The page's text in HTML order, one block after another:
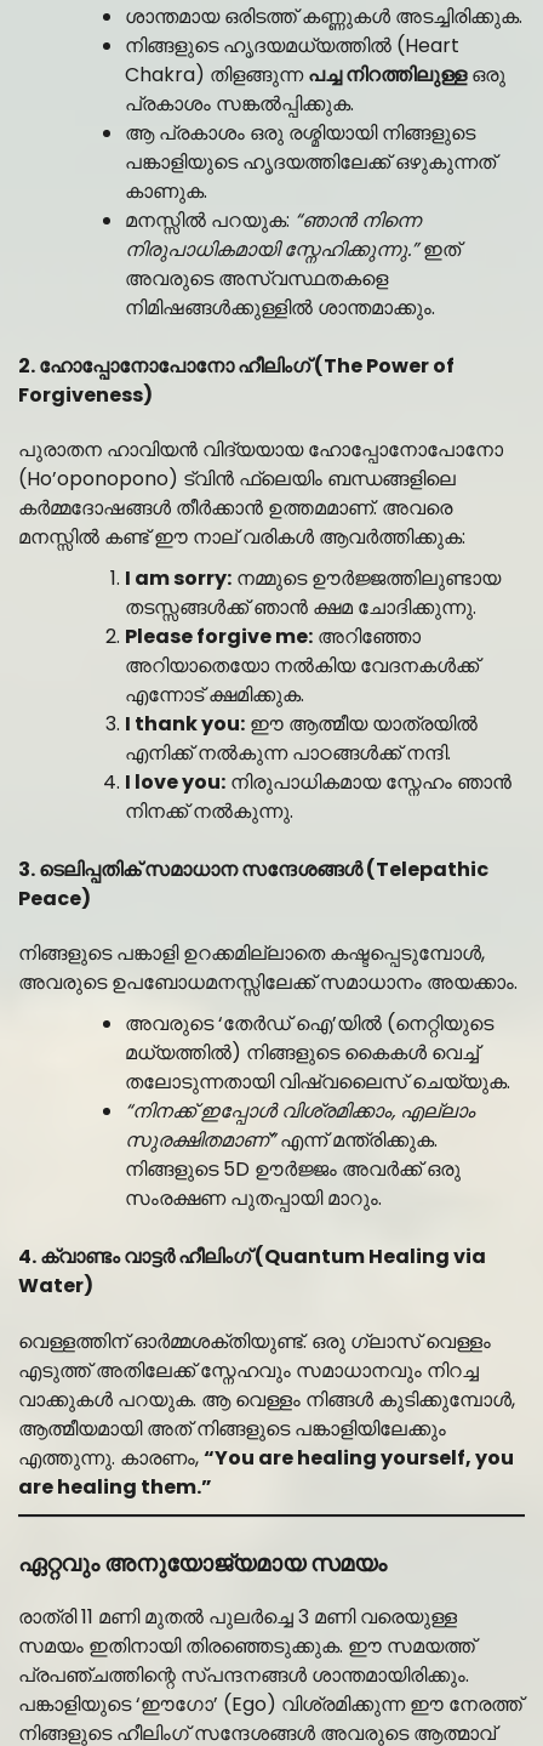
ശാന്തമായ ഒരിടത്ത് കണ്ണുകൾ അടച്ചിരിക്കുക.
നിങ്ങളുടെ ഹൃദയമധ്യത്തിൽ (Heart
Chakra) തിളങ്ങുന്നപച്ച നിറത്തിലുള്ളഒരു
പ്രകാശം സങ്കൽപ്പിക്കുക.
ആ പ്രകാശം ഒരു രശ്മിയായി നിങ്ങളുടെ
പങ്കാളിയുടെ ഹൃദയത്തിലേക്ക് ഒഴുകുന്നത്
കാണുക.
മനസ്സിൽ പറയുക: “ഞാൻ നിന്നെ
നിരുപാധികമായി സ്നേഹിക്കുന്നു.”ഇത്
അവരുടെ അസ്വസ്ഥതകളെ
നിമിഷങ്ങൾക്കുള്ളിൽ ശാന്തമാക്കും.
2. ഹോപ്പോനോപോനോ ഹീലിംഗ് (The Power of
Forgiveness)
പുരാതന ഹാവിയൻ വിദ്യയായ ഹോപ്പോനോപോനോ
(Ho’oponopono) ട്വിൻ ഫ്ലെയിം ബന്ധങ്ങളിലെ
കർമ്മദോഷങ്ങൾ തീർക്കാൻ ഉത്തമമാണ്. അവരെ
മനസ്സിൽ കണ്ട് ഈ നാല് വരികൾ ആവർത്തിക്കുക:
I am sorry: നമ്മുടെ ഊർജ്ജത്തിലുണ്ടായ
തടസ്സങ്ങൾക്ക് ഞാൻ ക്ഷമ ചോദിക്കുന്നു.
Please forgive me: അറിഞ്ഞോ
അറിയാതെയോ നൽകിയ വേദനകൾക്ക്
എന്നോട് ക്ഷമിക്കുക.
I thank you: ഈ ആത്മീയ യാത്രയിൽ
എനിക്ക് നൽകുന്ന പാഠങ്ങൾക്ക് നന്ദി.
I love you: നിരുപാധികമായ സ്നേഹം ഞാൻ
നിനക്ക് നൽകുന്നു.
3. ടെലിപ്പതിക് സമാധാന സന്ദേശങ്ങൾ (Telepathic
Peace)
നിങ്ങളുടെ പങ്കാളി ഉറക്കമില്ലാതെ കഷ്ടപ്പെടുമ്പോൾ,
അവരുടെ ഉപബോധമനസ്സിലേക്ക് സമാധാനം അയക്കാം.
അവരുടെ ‘തേർഡ് ഐ’യിൽ (നെറ്റിയുടെ
മധ്യത്തിൽ) നിങ്ങളുടെ കൈകൾ വെച്ച്
തലോടുന്നതായി വിഷ്വലൈസ് ചെയ്യുക.
“നിനക്ക് ഇപ്പോൾ വിശ്രമിക്കാം, എല്ലാം
സുരക്ഷിതമാണ്”എന്ന് മന്ത്രിക്കുക.
നിങ്ങളുടെ 5D ഊർജ്ജം അവർക്ക് ഒരു
സംരക്ഷണ പുതപ്പായി മാറും.
4. ക്വാണ്ടം വാട്ടർ ഹീലിംഗ് (Quantum Healing via
Water)
വെള്ളത്തിന് ഓർമ്മശക്തിയുണ്ട്. ഒരു ഗ്ലാസ് വെള്ളം
എടുത്ത് അതിലേക്ക് സ്നേഹവും സമാധാനവും നിറച്ച
വാക്കുകൾ പറയുക. ആ വെള്ളം നിങ്ങൾ കുടിക്കുമ്പോൾ,
ആത്മീയമായി അത് നിങ്ങളുടെ പങ്കാളിയിലേക്കും
എത്തുന്നു. കാരണം,“You are healing yourself, you
are healing them.”
ഏറ്റവും അനുയോജ്യമായ സമയം
രാത്രി 11 മണി മുതൽ പുലർച്ചെ 3 മണി വരെയുള്ള
സമയം ഇതിനായി തിരഞ്ഞെടുക്കുക. ഈ സമയത്ത്
പ്രപഞ്ചത്തിന്റെ സ്പന്ദനങ്ങൾ ശാന്തമായിരിക്കും.
പങ്കാളിയുടെ ‘ഈഗോ’ (Ego) വിശ്രമിക്കുന്ന ഈ നേരത്ത്
നിങ്ങളുടെ ഹീലിംഗ് സന്ദേശങ്ങൾ അവരുടെ ആത്മാവ്